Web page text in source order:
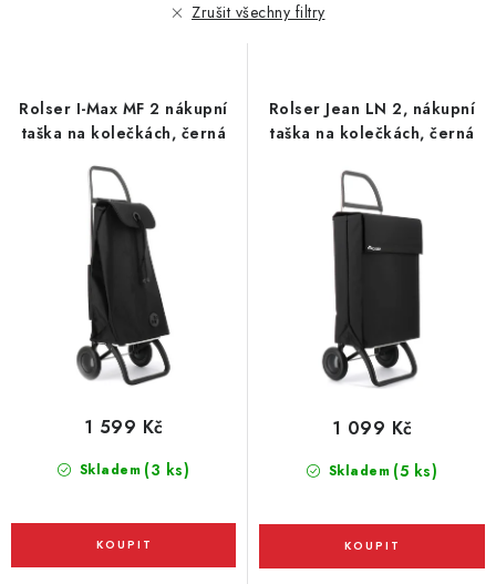
u
k
d
u
Zrušit všechny filtry
Rolser I-Max MF 2 nákupní
taška na kolečkách, černá
Skladem (3 ks)
1 599 Kč
Rolser Jean LN 2, nákupní
taška na kolečkách, černá
Skladem (5 ks)
1 099 Kč